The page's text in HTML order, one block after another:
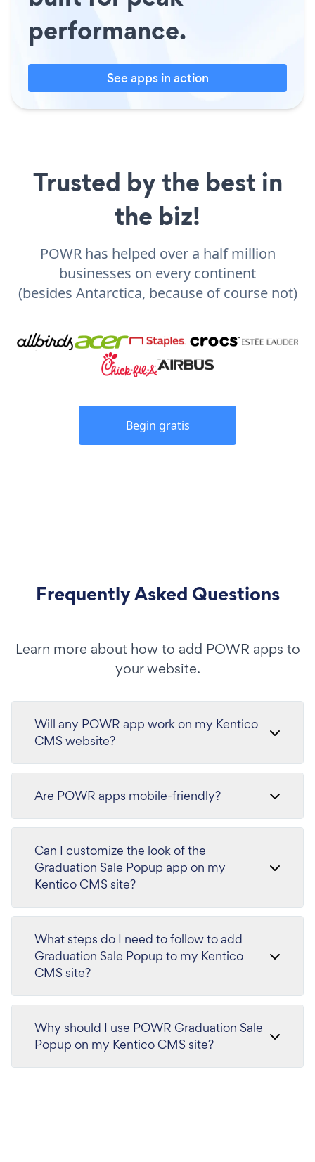
performance.
See apps in action
Trusted by the best in
the biz!
POWR has helped over a half million
businesses on every continent
(besides Antarctica, because of course not)
Begin gratis
Frequently Asked Questions
Learn more about how to add POWR apps to
your website.
Will any POWR app work on my Kentico
CMS website?
Are POWR apps mobile-friendly?
Can I customize the look of the
Graduation Sale Popup app on my
Kentico CMS site?
What steps do I need to follow to add
Graduation Sale Popup to my Kentico
CMS site?
Why should I use POWR Graduation Sale
Popup on my Kentico CMS site?